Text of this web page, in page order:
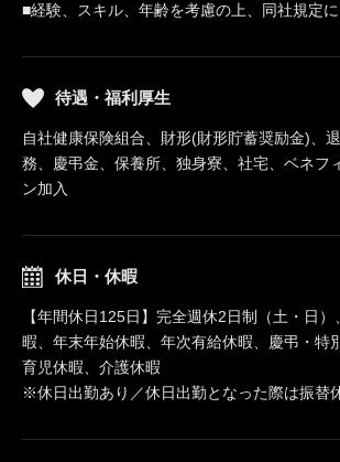
■経験、スキル、年齢を考慮の上、同社規定
待遇・福利厚生
自社健康保険組合、財形(財形貯蓄奨励金)、
務、慶弔金、保養所、独身寮、社宅、ベネフ
ン加入
休日・休暇
【年間休日125日】完全週休2日制（土・日
暇、年末年始休暇、年次有給休暇、慶弔・特
育児休暇、介護休暇
※休日出勤あり／休日出勤となった際は振替